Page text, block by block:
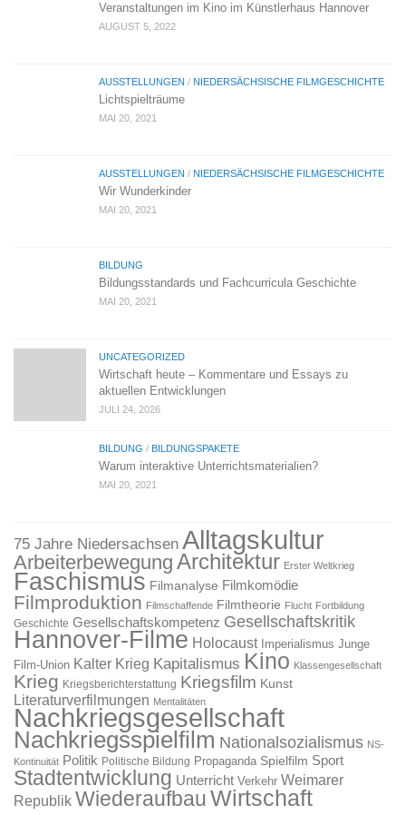
Veranstaltungen im Kino im Künstlerhaus Hannover
AUGUST 5, 2022
AUSSTELLUNGEN / NIEDERSÄCHSISCHE FILMGESCHICHTE
Lichtspielträume
MAI 20, 2021
AUSSTELLUNGEN / NIEDERSÄCHSISCHE FILMGESCHICHTE
Wir Wunderkinder
MAI 20, 2021
BILDUNG
Bildungsstandards und Fachcurricula Geschichte
MAI 20, 2021
UNCATEGORIZED
Wirtschaft heute – Kommentare und Essays zu
aktuellen Entwicklungen
JULI 24, 2026
BILDUNG / BILDUNGSPAKETE
Warum interaktive Unterrichtsmaterialien?
MAI 20, 2021
75 Jahre Niedersachsen Alltagskultur
Arbeiterbewegung Architektur Erster Weltkrieg
Faschismus Filmanalyse Filmkomödie
Filmproduktion Filmschaffende Filmtheorie Flucht Fortbildung
Geschichte Gesellschaftskompetenz Gesellschaftskritik
Hannover-Filme Holocaust Imperialismus Junge
Film-Union Kalter Krieg Kapitalismus Kino Klassengesellschaft
Krieg Kriegsberichterstattung Kriegsfilm Kunst
Literaturverfilmungen Mentalitäten
Nachkriegsgesellschaft
Nachkriegsspielfilm Nationalsozialismus NS-
Kontinuität Politik Politische Bildung Propaganda Spielfilm Sport
Stadtentwicklung Unterricht Verkehr Weimarer
Republik WiederaufbauWirtschaft